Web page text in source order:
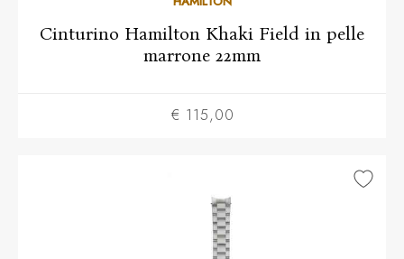
Cinturino Hamilton Khaki Field in pelle
marrone 22mm
€ 115,00